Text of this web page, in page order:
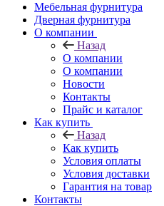
Мебельная фурнитура
Дверная фурнитура
О компании
Назад
О компании
О компании
Новости
Контакты
Прайс и каталог
Как купить
Назад
Как купить
Условия оплаты
Условия доставки
Гарантия на товар
Контакты